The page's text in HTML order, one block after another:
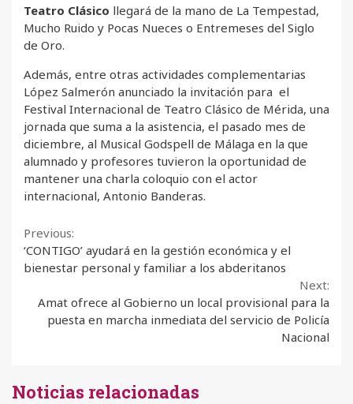
Teatro Clásico llegará de la mano de La Tempestad,
Mucho Ruido y Pocas Nueces o Entremeses del Siglo
de Oro.
Además, entre otras actividades complementarias
López Salmerón anunciado la invitación para el
Festival Internacional de Teatro Clásico de Mérida, una
jornada que suma a la asistencia, el pasado mes de
diciembre, al Musical Godspell de Málaga en la que
alumnado y profesores tuvieron la oportunidad de
mantener una charla coloquio con el actor
internacional, Antonio Banderas.
Continue
Reading
Previous:
‘CONTIGO’ ayudará en la gestión económica y el
bienestar personal y familiar a los abderitanos
Next:
Amat ofrece al Gobierno un local provisional para la
puesta en marcha inmediata del servicio de Policía
Nacional
Noticias relacionadas